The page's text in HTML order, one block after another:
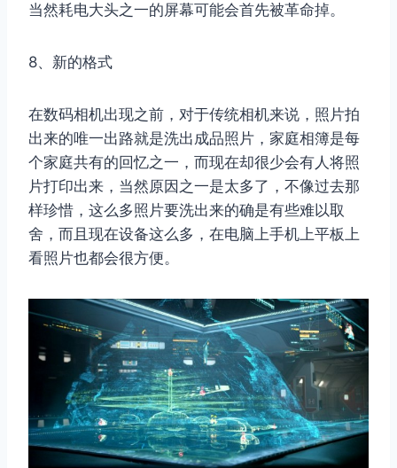
当然耗电大头之一的屏幕可能会首先被革命掉。
8、新的格式
在数码相机出现之前，对于传统相机来说，照片拍
出来的唯一出路就是洗出成品照片，家庭相簿是每
个家庭共有的回忆之一，而现在却很少会有人将照
片打印出来，当然原因之一是太多了，不像过去那
样珍惜，这么多照片要洗出来的确是有些难以取
舍，而且现在设备这么多，在电脑上手机上平板上
看照片也都会很方便。